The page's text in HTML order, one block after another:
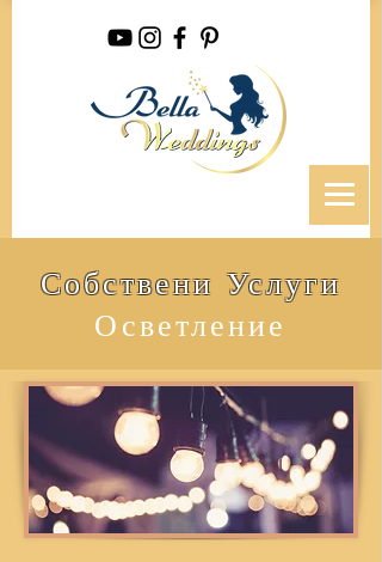
Собствени Услуги
Осветление